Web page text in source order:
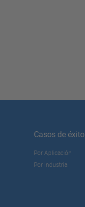
Casos de éxito
Por Aplicación
Por Industria